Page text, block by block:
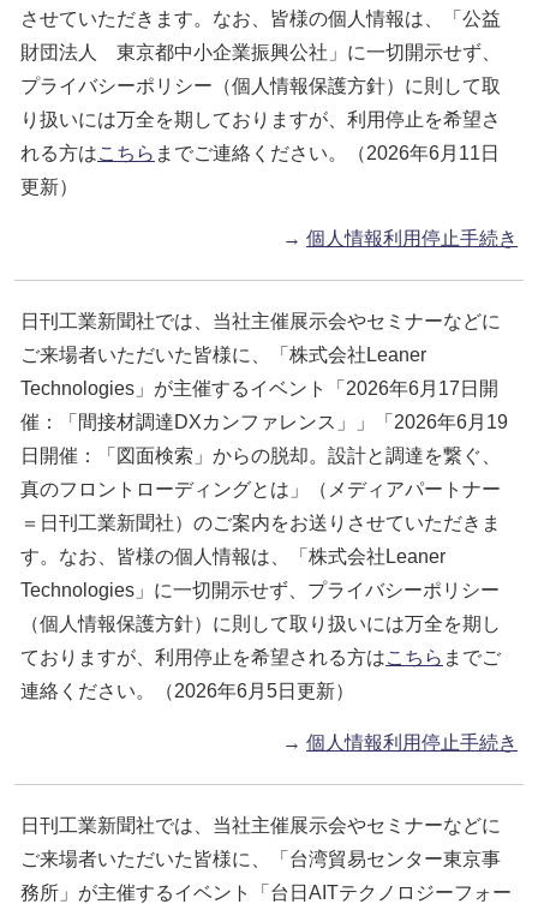
させていただきます。なお、皆様の個人情報は、「公益
財団法人 東京都中小企業振興公社」に一切開示せず、
プライバシーポリシー（個人情報保護方針）に則して取
り扱いには万全を期しておりますが、利用停止を希望さ
れる方はこちら までご連絡ください。（2026年6月11日
更新）
→ 個人情報利用停止手続き
日刊工業新聞社では、当社主催展示会やセミナーなどに
ご来場者いただいた皆様に、「株式会社Leaner
Technologies」が主催するイベント「2026年6月17日開
催：「間接材調達DXカンファレンス」」「2026年6月19
日開催：「図面検索」からの脱却。設計と調達を繋ぐ、
真のフロントローディングとは」（メディアパートナー
＝日刊工業新聞社）のご案内をお送りさせていただきま
す。なお、皆様の個人情報は、「株式会社Leaner
Technologies」に一切開示せず、プライバシーポリシー
（個人情報保護方針）に則して取り扱いには万全を期し
ておりますが、利用停止を希望される方はこちら までご
連絡ください。（2026年6月5日更新）
→ 個人情報利用停止手続き
日刊工業新聞社では、当社主催展示会やセミナーなどに
ご来場者いただいた皆様に、「台湾貿易センター東京事
務所」が主催するイベント「台日AITテクノロジーフォー